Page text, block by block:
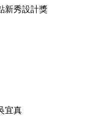
新秀設計獎
宜真